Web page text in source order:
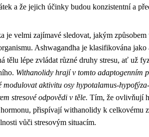
a že jejich účinky budou konzistentní a
je velmi zajímavé sledovat, jakým
Ashwagandha je klasifikována jako
tělu lépe zvládat různé druhy stresu, ať už
Withanolidy hrají v tomto adaptogenním
modulovat aktivitu osy hypotalamus-
stresové odpovědi v těle. Tím, že ovlivňují
přispívají withanolidy k celkovému
vůči stresovým situacím.